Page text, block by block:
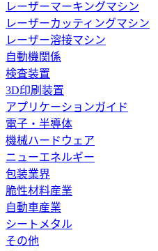
レーザーマーキングマシン
レーザーカッティングマシン
レーザー溶接マシン
自動機関係
検査装置
3D印刷装置
アプリケーションガイド
電子・半導体
機械ハードウェア
ニューエネルギー
包装業界
脆性材料産業
自動車産業
シートメタル
その他